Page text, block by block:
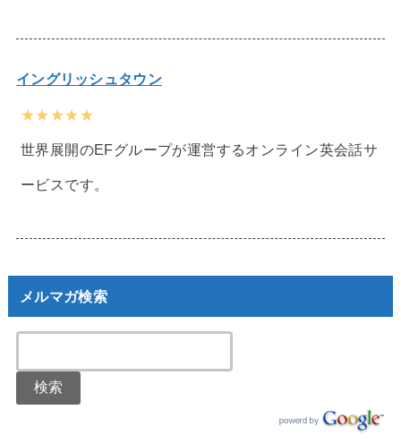
イングリッシュタウン
★★★★★
世界展開のEFグループが運営するオンライン英会話サ
ービスです。
メルマガ検索